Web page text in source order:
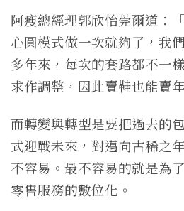
阿瘦總經理郭欣怡莞爾道：
心圓模式做一次就夠了，我
多年來，每次的套路都不一
求作調整，因此賣鞋也能賣年
而轉變與轉型是要把過去的
式迎戰未來，對邁向古稀之
不容易。最不容易的就是為
零售服務的數位化。